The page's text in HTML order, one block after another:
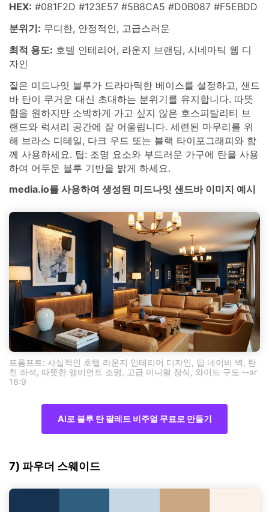
HEX: #081F2D #123E57 #5B8CA5 #D0B087 #F5EBDD
분위기: 무디한, 안정적인, 고급스러운
최적 용도: 호텔 인테리어, 라운지 브랜딩, 시네마틱 웹 디
자인
짙은 미드나잇 블루가 드라마틱한 베이스를 설정하고, 샌드
바 탄이 무거운 대신 초대하는 분위기를 유지합니다. 따뜻
함을 원하지만 소박하게 가고 싶지 않은 호스피탈리티 브
랜드와 럭셔리 공간에 잘 어울립니다. 세련된 마무리를 위
해 브라스 디테일, 다크 우드 또는 블랙 타이포그래피와 함
께 사용하세요. 팁: 조명 요소와 부드러운 가구에 탄을 사용
하여 어두운 블루 기반을 밝게 하세요.
media.io를 사용하여 생성된 미드나잇 샌드바 이미지 예시
프롬프트: 사실적인 호텔 라운지 인테리어 디자인, 딥 네이비 벽, 탄
천 좌석, 따뜻한 앰비언트 조명, 고급 미니멀 장식, 와이드 구도 --ar
16:9
AI로 블루 탄 팔레트 비주얼 무료로 만들기
7) 파우더 스웨이드